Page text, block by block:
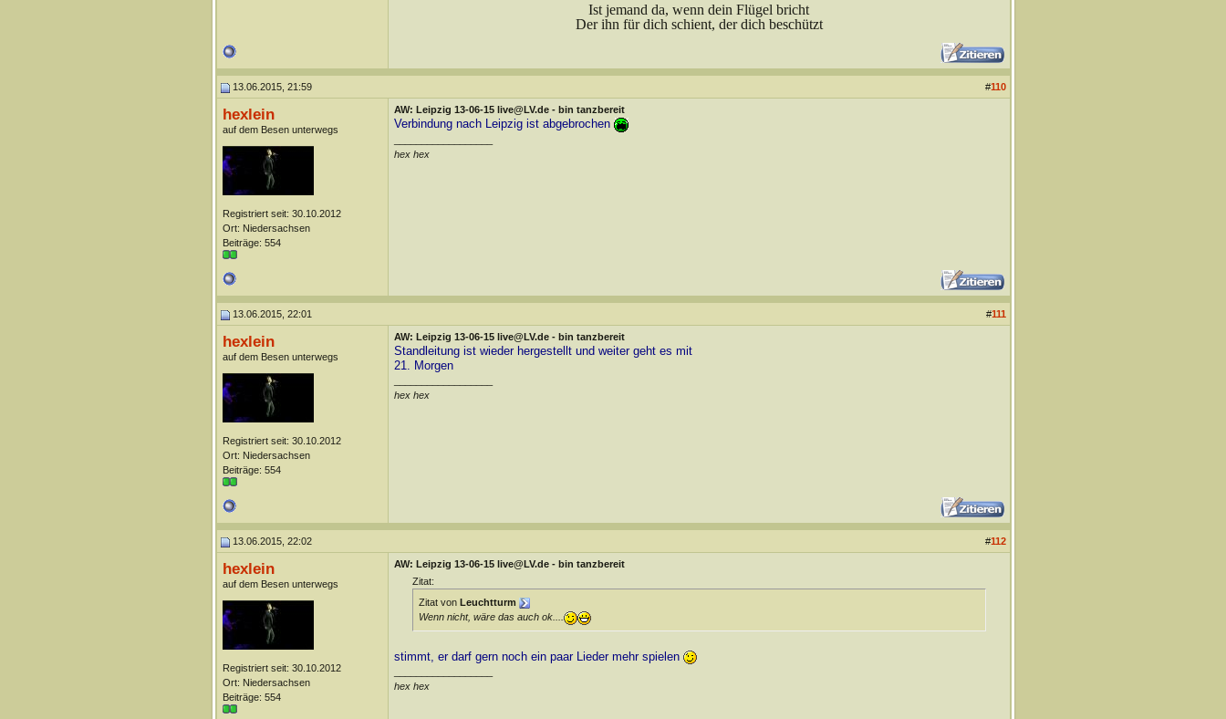
Ist jemand da, wenn dein Flügel bricht
Der ihn für dich schient, der dich beschützt
13.06.2015, 21:59 #110
hexlein
auf dem Besen unterwegs
Registriert seit: 30.10.2012
Ort: Niedersachsen
Beiträge: 554
AW: Leipzig 13-06-15 live@LV.de - bin tanzbereit
Verbindung nach Leipzig ist abgebrochen
hex hex
13.06.2015, 22:01 #111
hexlein
auf dem Besen unterwegs
Registriert seit: 30.10.2012
Ort: Niedersachsen
Beiträge: 554
AW: Leipzig 13-06-15 live@LV.de - bin tanzbereit
Standleitung ist wieder hergestellt und weiter geht es mit
21. Morgen
hex hex
13.06.2015, 22:02 #112
hexlein
auf dem Besen unterwegs
Registriert seit: 30.10.2012
Ort: Niedersachsen
Beiträge: 554
AW: Leipzig 13-06-15 live@LV.de - bin tanzbereit
Zitat:
Zitat von Leuchtturm
Wenn nicht, wäre das auch ok....
stimmt, er darf gern noch ein paar Lieder mehr spielen
hex hex